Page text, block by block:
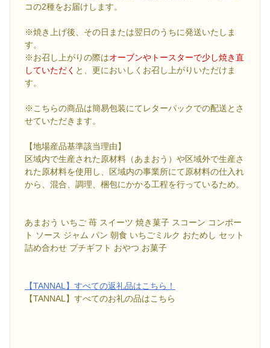
コの2種をお届けします。
※焼き上げ後、その日または翌日のうちに発送いたしま
す。
※お召し上がりの際はオーブンやトースターで少し焼き直
していただく と、更においしくお召し上がりいただけま
す。
※こちらの商品は簡易包装にてレターパックでの配送とさ
せていただきます。
【地場産品基準該当理由】
区域内で生産された原材料（あまおう）や区域外で生産さ
れた原材料を使用し、区域内の事業所にて原材料の仕入れ
から、混合、調理、梱包にかかる工程を行っているため。
あまおう いちご 苺 スイーツ 焼き菓子 スコーン コンポー
ト ソース ジャム パン 朝食 いちごミルク おためし セット
詰め合わせ プチギフト おやつ お菓子
【TANNAL】すべての返礼品はこちら！
【TANNAL】すべてのお礼の品はこちら